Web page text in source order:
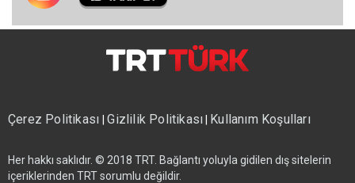
Çerez Politikası|Gizlilik Politikası| Kullanım Koşulları
Her hakkı saklıdır. © 2018 TRT. Bağlantı yoluyla gidilen dış sitelerin
içeriklerinden TRT sorumlu değildir.